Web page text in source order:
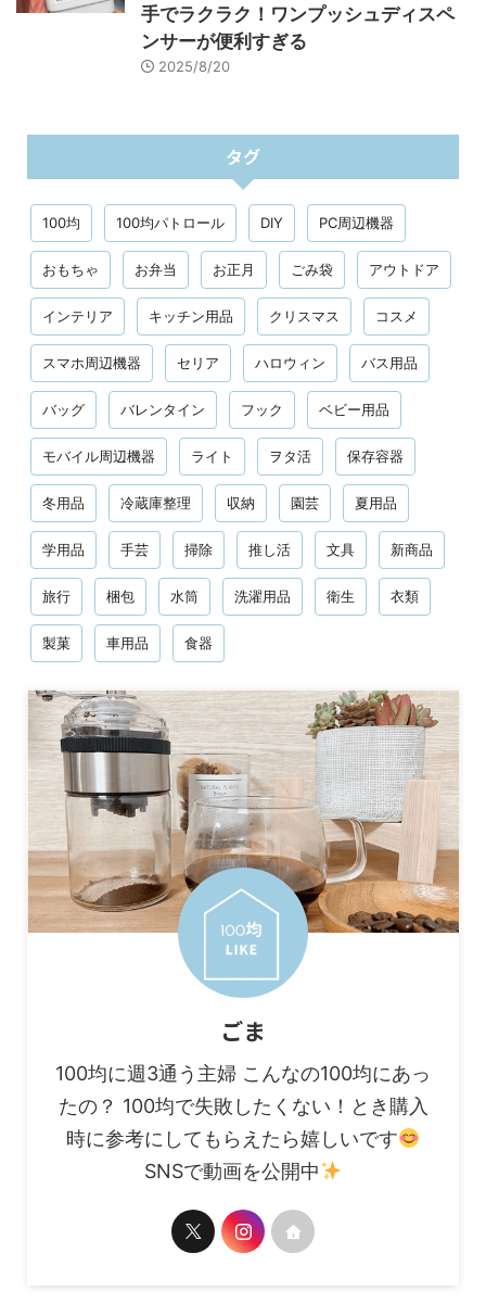
手でラクラク！ワンプッシュディスペ
ンサーが便利すぎる
2025/8/20
タグ
100均 100均パトロール DIY PC周辺機器
おもちゃ お弁当 お正月 ごみ袋 アウトドア
インテリア キッチン用品 クリスマス コスメ
スマホ周辺機器 セリア ハロウィン バス用品
バッグ バレンタイン フック ベビー用品
モバイル周辺機器 ライト ヲタ活 保存容器
冬用品 冷蔵庫整理 収納 園芸 夏用品
学用品 手芸 掃除 推し活 文具 新商品
旅行 梱包 水筒 洗濯用品 衛生 衣類
製菓 車用品 食器
ごま
100均に週3通う主婦 こんなの100均にあっ
たの？ 100均で失敗したくない！とき購入
時に参考にしてもらえたら嬉しいです
SNSで動画を公開中